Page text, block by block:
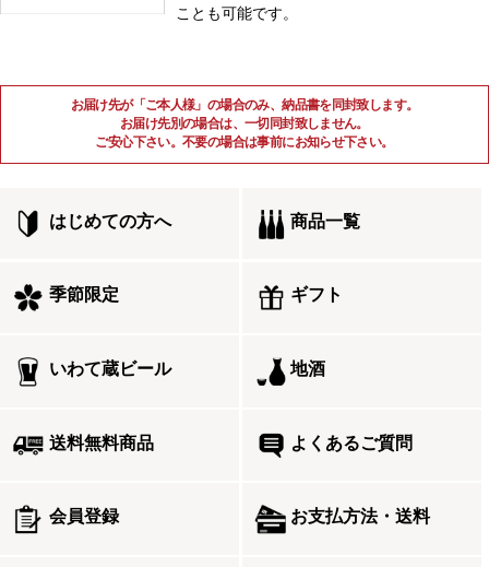
ことも可能です。
お届け先が「ご本人様」の場合のみ、納品書を同封致します。
お届け先別の場合は、一切同封致しません。
ご安心下さい。不要の場合は事前にお知らせ下さい。
はじめての方へ 商品一覧
季節限定 ギフト
いわて蔵ビール 地酒
送料無料商品 よくあるご質問
会員登録 お支払方法・送料